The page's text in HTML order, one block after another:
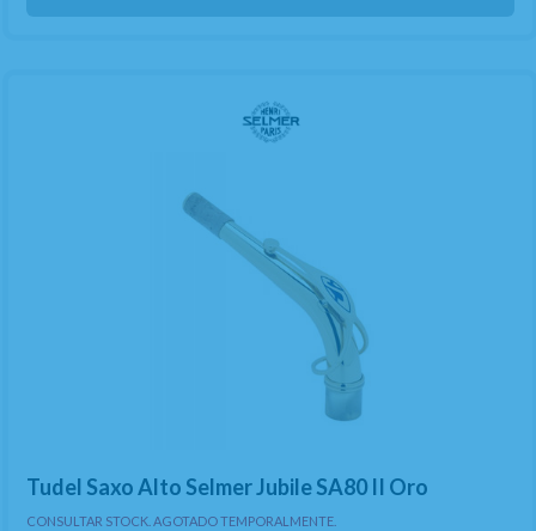
Tudel Saxo Alto Selmer Jubile SA80 II Oro
CONSULTAR STOCK. AGOTADO TEMPORALMENTE.